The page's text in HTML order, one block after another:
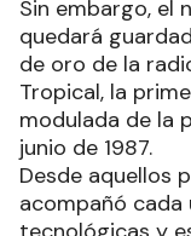
Sin embargo, el
quedará
de oro de la
Tropical, la
modulada de la
junio de 1987.
Desde aquellos
acompañó cada